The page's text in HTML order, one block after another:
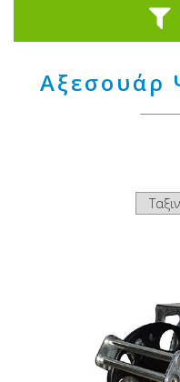
Αξεσουάρ